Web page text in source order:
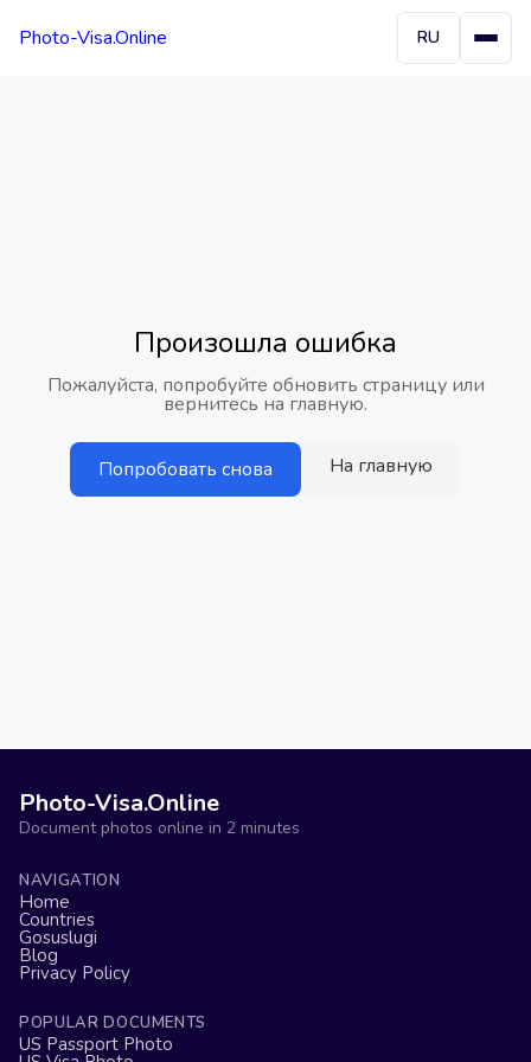
Photo-Visa.Online RU
Произошла ошибка
Пожалуйста, попробуйте обновить страницу или
вернитесь на главную.
Попробовать снова На главную
Photo-Visa.Online
Document photos online in 2 minutes
NAVIGATION
Home
Countries
Gosuslugi
Blog
Privacy Policy
POPULAR DOCUMENTS
US Passport Photo